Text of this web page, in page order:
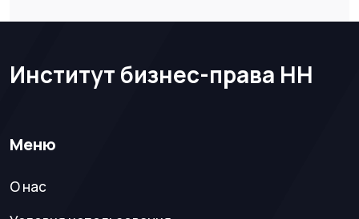
Институт бизнес-права НН
Меню
О нас